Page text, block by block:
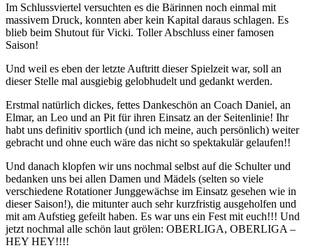
Im Schlussviertel versuchten es die Bärinnen noch einmal mit
massivem Druck, konnten aber kein Kapital daraus schlagen. Es
blieb beim Shutout für Vicki. Toller Abschluss einer famosen
Saison!
Und weil es eben der letzte Auftritt dieser Spielzeit war, soll an
dieser Stelle mal ausgiebig gelobhudelt und gedankt werden.
Erstmal natürlich dickes, fettes Dankeschön an Coach Daniel, an
Elmar, an Leo und an Pit für ihren Einsatz an der Seitenlinie! Ihr
habt uns definitiv sportlich (und ich meine, auch persönlich) weiter
gebracht und ohne euch wäre das nicht so spektakulär gelaufen!!
Und danach klopfen wir uns nochmal selbst auf die Schulter und
bedanken uns bei allen Damen und Mädels (selten so viele
verschiedene Rotationer Junggewächse im Einsatz gesehen wie in
dieser Saison!), die mitunter auch sehr kurzfristig ausgeholfen und
mit am Aufstieg gefeilt haben. Es war uns ein Fest mit euch!!! Und
jetzt nochmal alle schön laut grölen: OBERLIGA, OBERLIGA –
HEY HEY!!!!